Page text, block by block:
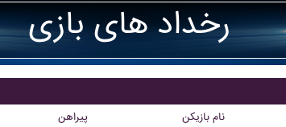
رخداد های بازی
پیراهن نام بازیکن